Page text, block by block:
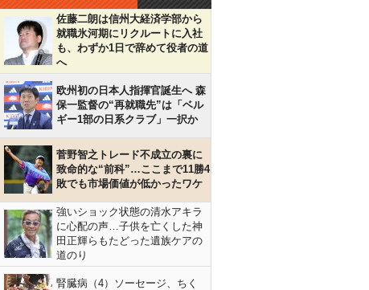
佐藤二朗は信州大経済学部から
就職氷河期にリクルートに入社
も、わずか1日で辞めて役者の道
へ
欧州初の日本人指揮官誕生へ 森
保一監督の“再就職先”は「ベル
ギー1部の日系クラブ」一択か
菅野智之トレード不成立の裏に
致命的な“前科”…ここまで11勝4
敗でも市場価値が低かったワケ
強いショック状態の清水アキラ
に心配の声…子供を亡くした神
田正輝らもたどった遺族ケアの
道のり
腎臓病（4）ソーセージ、ちく